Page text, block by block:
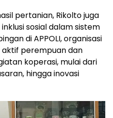
pertanian, Rikolto juga
sosial dalam sistem
di APPOLI, organisasi
perempuan dan
koperasi, mulai dari
hingga inovasi